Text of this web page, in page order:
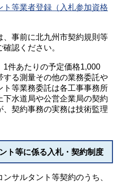
等業者登録（入札参加資格
、事前に北九州市契約規則等
認ください。
1件あたりの予定価格1,000
る測量その他の業務委託や
ト等業務委託は各工事事務所
水道局や公営企業局の契約
契約事務の実務は技術監理
ト等に係る入札・契約制度
サルタント等契約のうち、